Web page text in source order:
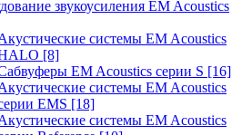
звукоусиления EM Acoustics
системы EM Acoustics
[8]
EM Acoustics серии S [16]
системы EM Acoustics
EMS [18]
системы EM Acoustics